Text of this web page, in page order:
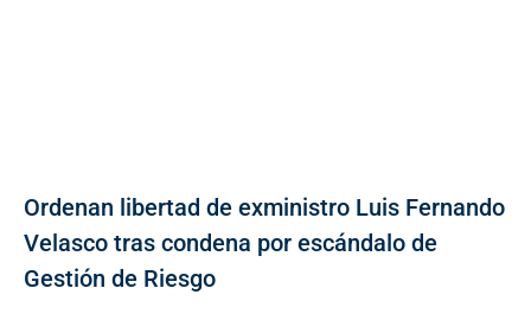
Ordenan libertad de exministro Luis Fernando
Velasco tras condena por escándalo de
Gestión de Riesgo